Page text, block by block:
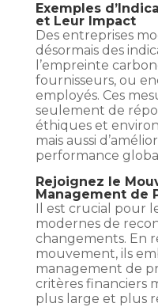
Exemples
et Leur Impact
Des entreprises
désormais des
l’empreinte
fournisseurs, ou
employés. Ces
seulement de
éthiques et
mais aussi
performance
Rejoignez le
Management de
Il est crucial pour
modernes de
changements. En
mouvement, ils
management de
critères financiers
plus large et plus